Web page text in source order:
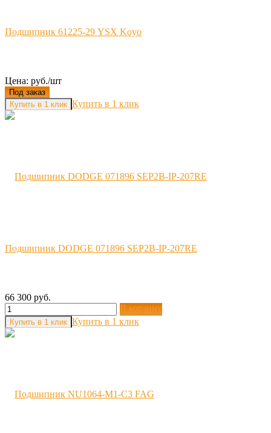
Подшипник 61225-29 YSX Koyo
Цена: руб./шт
Под заказ
Купить в 1 клик
Подшипник DODGE 071896 SEP2B-IP-207RE
66 300 руб.
В корзину
Купить в 1 клик